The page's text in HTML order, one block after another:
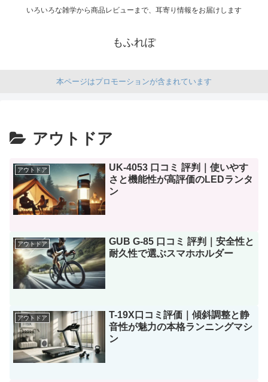
いろいろな雑学から商品レビューまで、耳寄り情報をお届けします
もふれぽ
本ページはプロモーションが含まれています
アウトドア
アウトドア
UK-4053 口コミ 評判｜使いやす
さと機能性が高評価のLEDランタ
ン
アウトドア
GUB G-85 口コミ 評判｜安全性と
耐久性で選ぶスマホホルダー
アウトドア
T-19X口コミ評価｜傾斜調整と静
音性が魅力の本格ランニングマシ
ン